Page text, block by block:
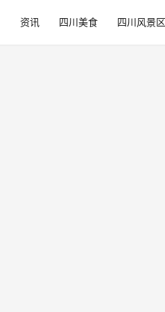
资讯 四川美食 四川风景区